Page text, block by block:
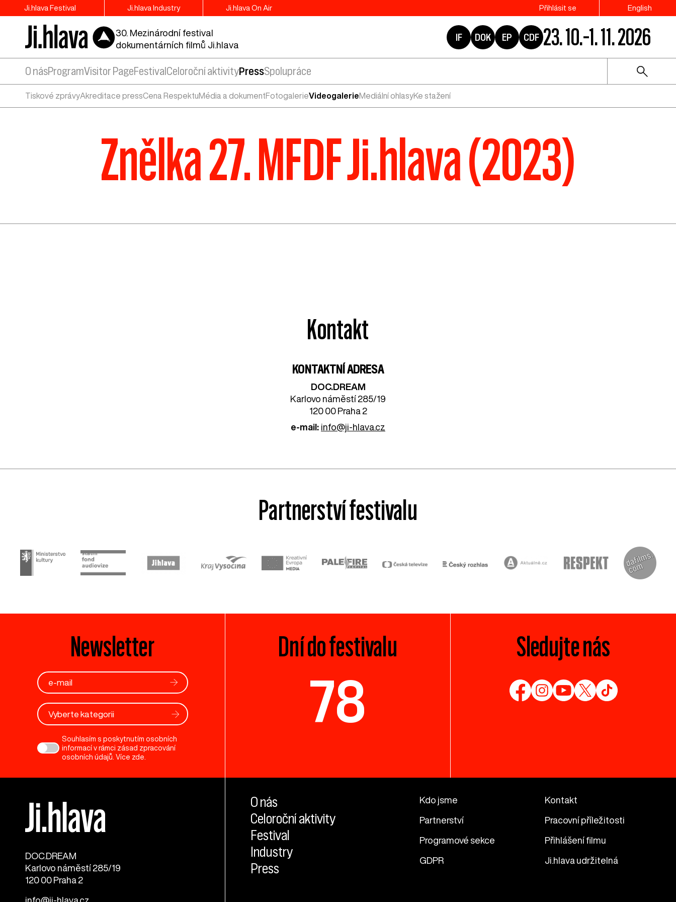
Ji.hlava Festival Ji.hlava Industry Ji.hlava On Air Přihlásit se English
30. Mezinárodní festival
dokumentárních filmů Ji.hlava
IF DOK EP CDF 23. 10.–1. 11. 2026
O násProgramVisitor PageFestival Celoroční aktivityPress
Tiskové zprávyAkreditace pressCena RespektuMédia a dokumentFotogalerieVideogalerieMediální ohlasyKe stažení
Spolupráce
Znělka 27. MFDF Ji.hlava (2023)
Kontakt
KONTAKTNÍ ADRESA
DOC.DREAM​
Karlovo náměstí 285/19
120 00 Praha 2
e-mail: info@ji-hlava.cz
Partnerství festivalu
Newsletter
Vyberte kategorii
Souhlasím s poskytnutím osobních
informací v rámci zásad zpracování
osobních údajů. Více zde
Dní do festivalu
78
Sledujte nás
DOC.DREAM​
Karlovo náměstí 285/19
120 00 Praha 2
info@ji-hlava.cz
O nás
Celoroční aktivity
Festival
Industry
Press
Kdo jsme Kontakt
Partnerství Pracovní příležitosti
Programové sekce Přihlášení filmu
GDPR Ji.hlava udržitelná